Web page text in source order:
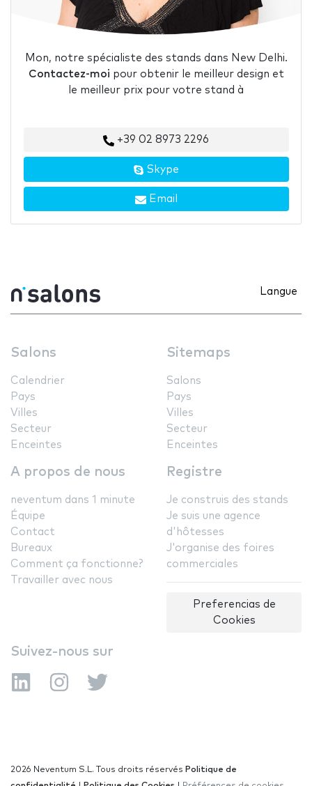
Mon, notre spécialiste des stands dans New Delhi.
Contactez-moi pour obtenir le meilleur design et
le meilleur prix pour votre stand à
+39 02 8973 2296
Skype
Email
Langue
Salons
Calendrier
Pays
Villes
Secteur
Enceintes
Sitemaps
Salons
Pays
Villes
Secteur
Enceintes
A propos de nous
neventum dans 1 minute
Équipe
Contact
Bureaux
Comment ça fonctionne?
Travailler avec nous
Registre
Je construis des stands
Je suis une agence
d'hôtesses
J'organise des foires
commerciales
Preferencias de
Cookies
Suivez-nous sur
2026 Neventum S.L. Tous droits réservés Politique de